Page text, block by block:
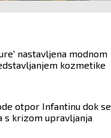
nastavljena modnom
kozmetike
otpor Infantinu dok se
s krizom upravljanja